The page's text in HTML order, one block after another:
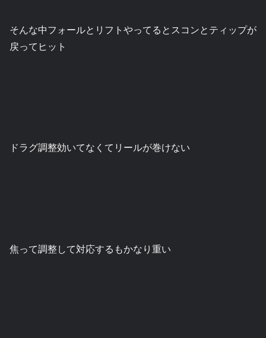
そんな中フォールとリフトやってるとスコンとティップが
戻ってヒット
ドラグ調整効いてなくてリールが巻けない
焦って調整して対応するもかなり重い